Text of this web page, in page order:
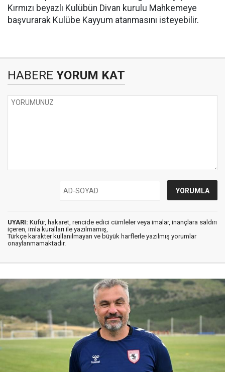
Kırmızı beyazlı Kulübün Divan kurulu Mahkemeye
başvurarak Kulübe Kayyum atanmasını isteyebilir.
HABERE YORUM KAT
UYARI: Küfür, hakaret, rencide edici cümleler veya imalar, inançlara saldırı
içeren, imla kuralları ile yazılmamış,
Türkçe karakter kullanılmayan ve büyük harflerle yazılmış yorumlar
onaylanmamaktadır.